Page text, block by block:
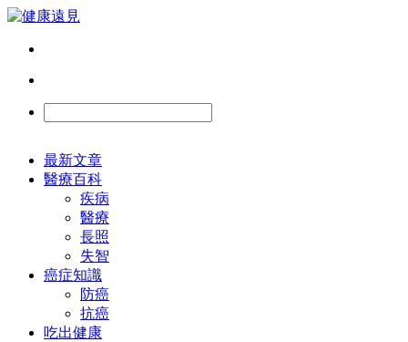
最新文章
醫療百科
疾病
醫療
長照
失智
癌症知識
防癌
抗癌
吃出健康